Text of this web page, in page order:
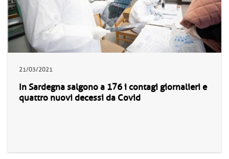
21/03/2021
In Sardegna salgono a 176 i contagi giornalieri e
quattro nuovi decessi da Covid